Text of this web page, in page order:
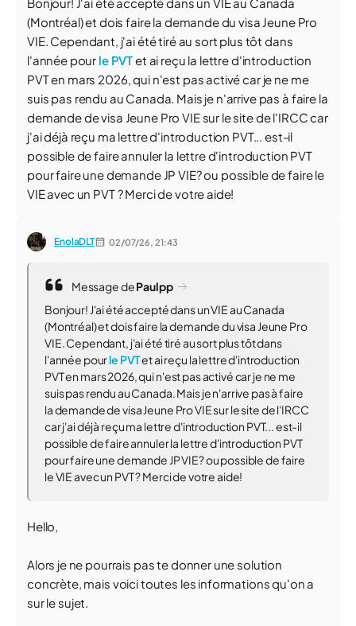
(Montréal) et dois faire la demande du visa Jeune Pro
VIE. Cependant, j'ai été tiré au sort plus tôt dans
l'année pour le PVTet ai reçu la lettre d'introduction
PVT en mars 2026, qui n'est pas activé car je ne me
suis pas rendu au Canada. Mais je n'arrive pas à faire la
demande de visa Jeune Pro VIE sur le site de l'IRCC car
j'ai déjà reçu ma lettre d'introduction PVT... est-il
possible de faire annuler la lettre d'introduction PVT
pour faire une demande JP VIE? ou possible de faire le
VIE avec un PVT ? Merci de votre aide!
EnolaDLT 02/07/26, 21:43
Message dePaulpp
Bonjour! J'ai été accepté dans un VIE au Canada
(Montréal) et dois faire la demande du visa Jeune Pro
VIE. Cependant, j'ai été tiré au sort plus tôt dans
l'année pourle PVTet ai reçu la lettre d'introduction
PVT en mars 2026, qui n'est pas activé car je ne me
suis pas rendu au Canada. Mais je n'arrive pas à faire
la demande de visa Jeune Pro VIE sur le site de l'IRCC
car j'ai déjà reçu ma lettre d'introduction PVT... est-il
possible de faire annuler la lettre d'introduction PVT
pour faire une demande JP VIE? ou possible de faire
le VIE avec un PVT ? Merci de votre aide!
Hello,
Alors je ne pourrais pas te donner une solution
concrète, mais voici toutes les informations qu'on a
sur le sujet.